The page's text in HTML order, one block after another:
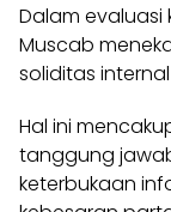
Dalam evaluasi
Muscab
soliditas
Hal ini
tanggung
keterbukaan